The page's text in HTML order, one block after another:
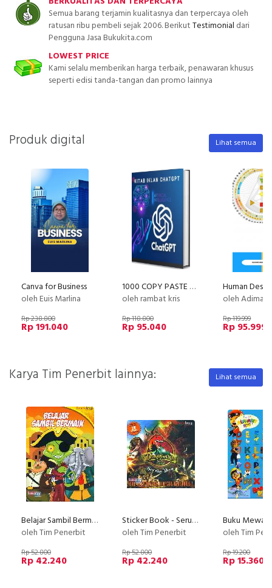
Semua barang terjamin kualitasnya dan terpercaya oleh
ratusan ribu pembeli sejak 2006. BerikutTestimonial dari
Pengguna Jasa Bukukita.com
LOWEST PRICE
Kami selalu memberikan harga terbaik, penawaran khusus
seperti edisi tanda-tangan dan promo lainnya
Produk digital Lihat semua
Canva for Business
oleh Euis Marlina
Rp 238.800
Rp 191.040
1000 COPY PASTE SCALE UP
oleh rambat kris
Rp 118.800
Rp 95.040
oleh Adimas (Dee)
Rp 119.999
Rp 95.999
Karya Tim Penerbit lainnya: Lihat semua
Belajar Sambil Bermain
oleh Tim Penerbit
Rp 52.800
Rp 42.240
Sticker Book - Seru Berpetualangan Di Negeri Dinosaurus
oleh Tim Penerbit
Rp 52.800
Rp 42.240
oleh Tim
Rp 19.200
Rp 15.360